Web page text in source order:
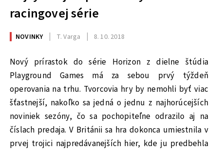
racingovej série
NOVINKY T. Varga 8. 10. 2018
Nový prírastok do série Horizon z dielne štúdia
Playground Games má za sebou prvý týždeň
operovania na trhu. Tvorcovia hry by nemohli byť viac
šťastnejší, nakoľko sa jedná o jednu z najhorúcejších
noviniek sezóny, čo sa pochopiteľne odrazilo aj na
číslach predaja. V Británii sa hra dokonca umiestnila v
prvej trojici najpredávanejších hier, kde ju predbehla